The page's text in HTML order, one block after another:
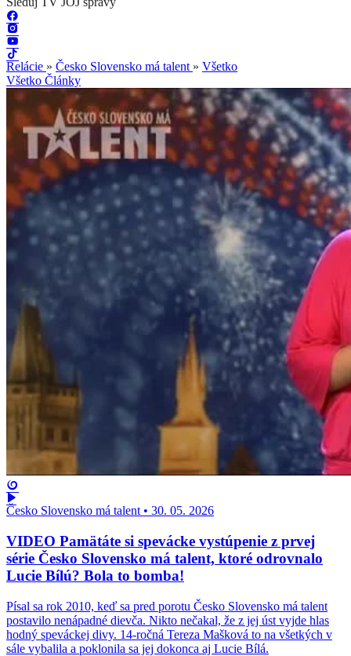
Relácie » Česko Slovensko má talent » Všetko
Všetko Články
Česko Slovensko má talent • 30. 05. 2026
VIDEO Pamätáte si spevácke vystúpenie z prvej
série Česko Slovensko má talent, ktoré odrovnalo
Lucie Bílú? Bola to bomba!
Písal sa rok 2010, keď sa pred porotu Česko Slovensko má talent
postavilo nenápadné dievča. Nikto nečakal, že z jej úst vyjde hlas
hodný speváckej divy. 14-ročná Tereza Mašková to na všetkých v
sále vybalila a poklonila sa jej dokonca aj Lucie Bílá.